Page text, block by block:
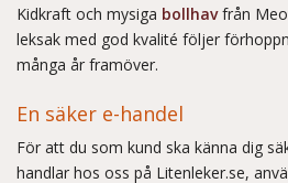
Kidkraft och mysiga bollhavfrån
leksak med god kvalité följer
många år framöver.
En säker e-handel
För att du som kund ska känna dig
handlar hos oss på Litenleker.se,